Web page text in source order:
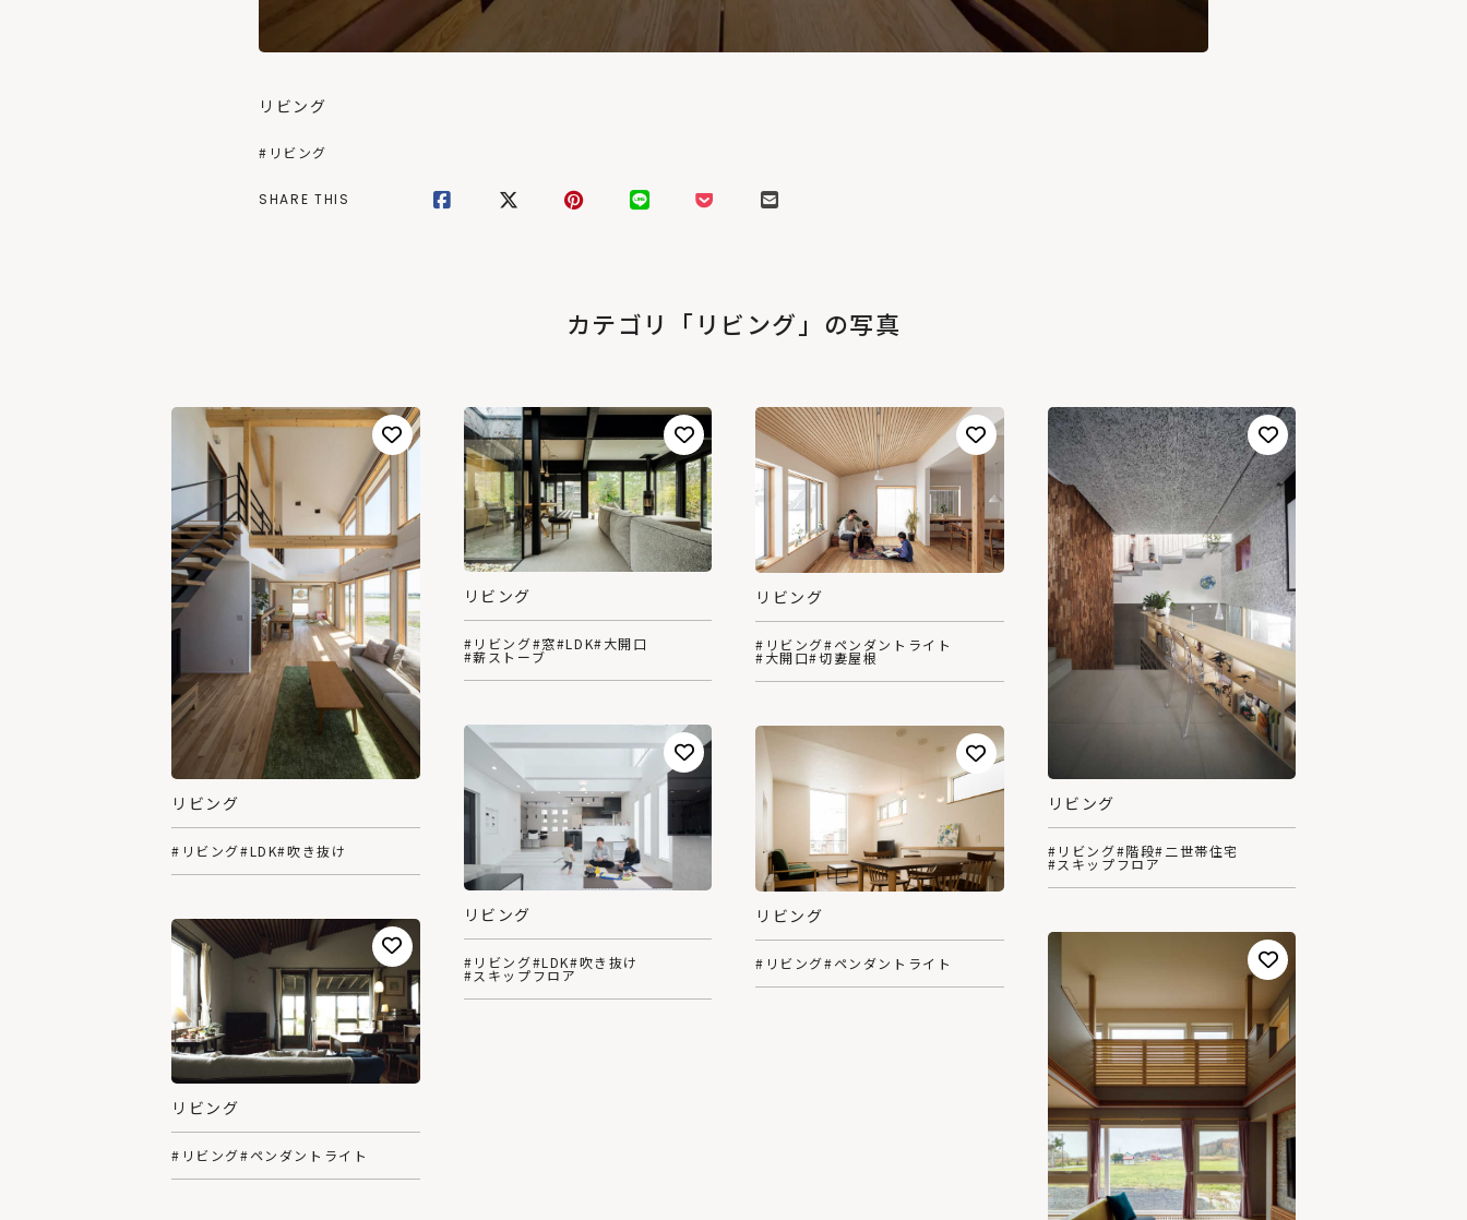
リビング
#リビング
SHARE THIS
カテゴリ「リビング」の写真
リビング
#リビング#LDK#吹き抜け
リビング
#リビング#窓#LDK#大開口
#薪ストーブ
リビング
#リビング#ペンダントライト
#大開口#切妻屋根
リビング
#リビング#階段#二世帯住宅
#スキップフロア
リビング
#リビング#LDK#吹き抜け
#スキップフロア
リビング
#リビング#ペンダントライト
リビング
#リビング#ペンダントライト